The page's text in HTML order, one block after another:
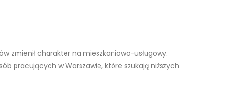
zmienił charakter na mieszkaniowo-usługowy.
pracujących w Warszawie, które szukają niższych